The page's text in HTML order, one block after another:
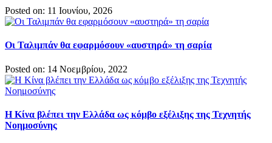
Posted on: 11 Ιουνίου, 2026
Οι Ταλιμπάν θα εφαρμόσουν «αυστηρά» τη σαρία
Posted on: 14 Νοεμβρίου, 2022
H Κίνα βλέπει την Ελλάδα ως κόμβο εξέλιξης της Τεχνητής
Νοημοσύνης